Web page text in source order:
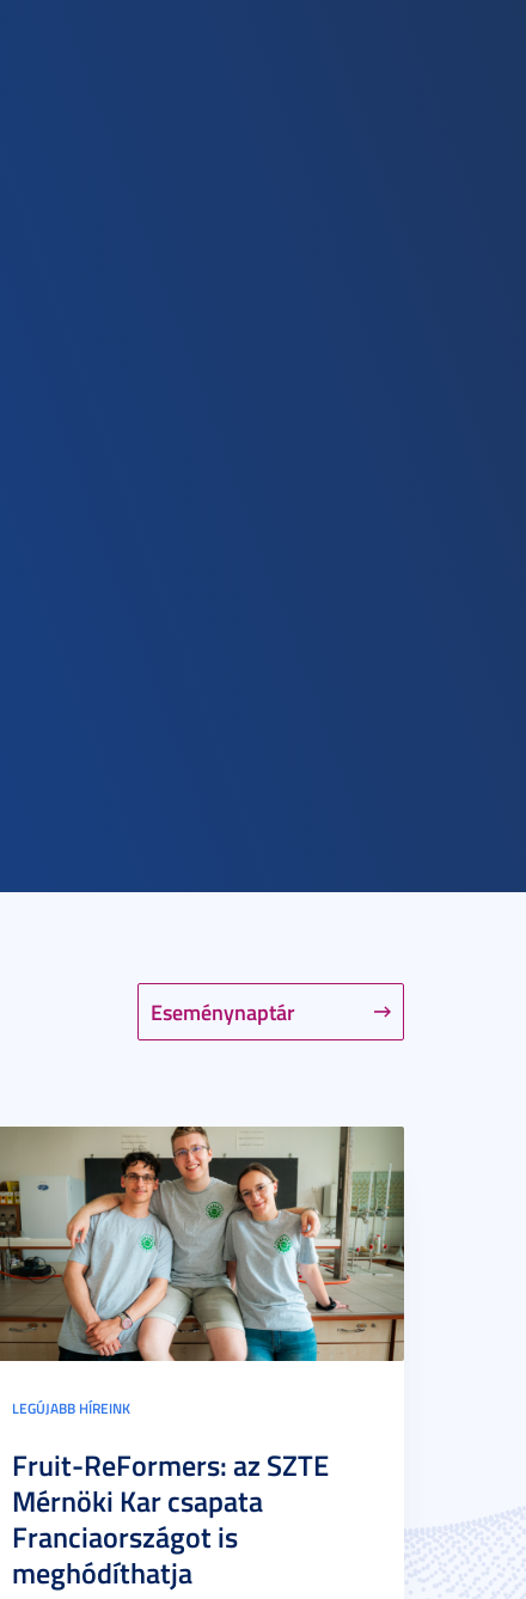
Eseménynaptár
LEGÚJABB HÍREINK
Fruit-ReFormers: az SZTE
Mérnöki Kar csapata
Franciaországot is
meghódíthatja